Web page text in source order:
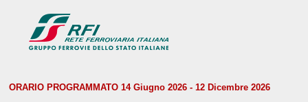
ORARIO PROGRAMMATO 14 Giugno 2026 - 12 Dicembre 2026